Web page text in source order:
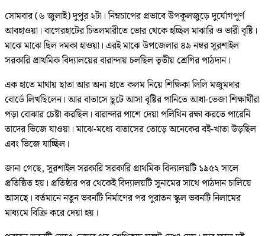
সোমবার (৬ জুলাই) দুপুর ২টা। নিম্নচাপের প্রভাবে উপকূলজুড়ে দুর্যোগপূর্ণ
আবহাওয়া। বাগেরহাটের চিতলমারীতে ভোর থেকে হচ্ছিল মাঝারি ও ভারী বৃষ্টি।
মাঝে মাঝে ছিল দমকা হাওয়া। এরই মাঝে উপজেলার ৪৯ নম্বর সুরশাইল
সরকারি প্রাথমিক বিদ্যালয়ের বারান্দায় চলছিল তৃতীয় শ্রেণির পাঠদান।
এক হাতে মাথায় ছাতা আর অন্য হাতে কলম নিয়ে শিক্ষিকা লিলি মজুমদার
বোর্ডে লিখছিলেন। আর বাতাসে ছুটে আসা বৃষ্টির পানিতে আধা-ভেজা শিক্ষার্থীরা
পড়া বোঝার চেষ্টা করছিল। বারান্দার পাশে দেয়া পলিথিন রক্ষা করতে পারেনি
তাদের ভিজে যাওয়া। মাঝে-মধ্যে বাতাসের তোড়ে অনেকের বই-খাতা উড়ছিল
এবং ভিজে যাচ্ছিল।
জানা গেছে, সুরশাইল সরকারি সরকারি প্রাথমিক বিদ্যালয়টি ১৯৫২ সালে
প্রতিষ্ঠিত হয়। প্রতিষ্ঠার পর থেকেই বিদ্যালয়টি সুনামের সাথে পাঠদান চালিয়ে
আসছে। বর্তমানে নতুন ভবনটি নির্মাণের পর পুরাতন স্কুল ভবনটি নিলামের
মাধ্যমে বিক্রি করে দেয়া হয়।